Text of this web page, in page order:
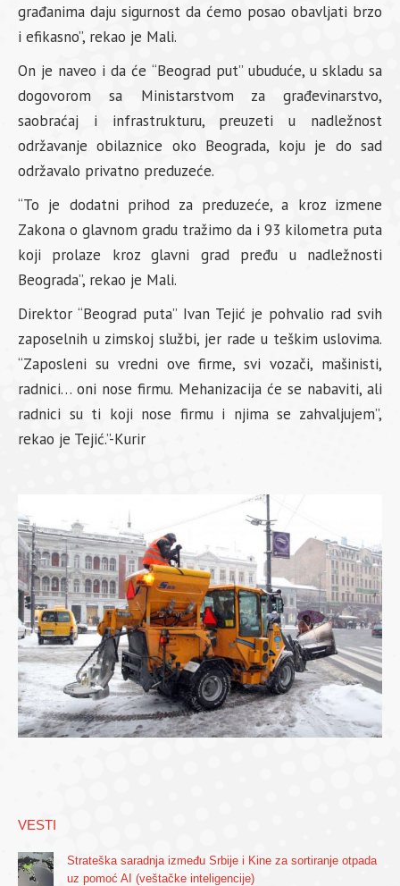
građanima daju sigurnost da ćemo posao obavljati brzo
i efikasno”, rekao je Mali.
On je naveo i da će “Beograd put” ubuduće, u skladu sa
dogovorom sa Ministarstvom za građevinarstvo,
saobraćaj i infrastrukturu, preuzeti u nadležnost
održavanje obilaznice oko Beograda, koju je do sad
održavalo privatno preduzeće.
“To je dodatni prihod za preduzeće, a kroz izmene
Zakona o glavnom gradu tražimo da i 93 kilometra puta
koji prolaze kroz glavni grad pređu u nadležnosti
Beograda”, rekao je Mali.
Direktor “Beograd puta” Ivan Tejić je pohvalio rad svih
zaposelnih u zimskoj službi, jer rade u teškim uslovima.
“Zaposleni su vredni ove firme, svi vozači, mašinisti,
radnici… oni nose firmu. Mehanizacija će se nabaviti, ali
radnici su ti koji nose firmu i njima se zahvaljujem”,
rekao je Tejić.”-Kurir
VESTI
Strateška saradnja između Srbije i Kine za sortiranje otpada
uz pomoć AI (veštačke inteligencije)